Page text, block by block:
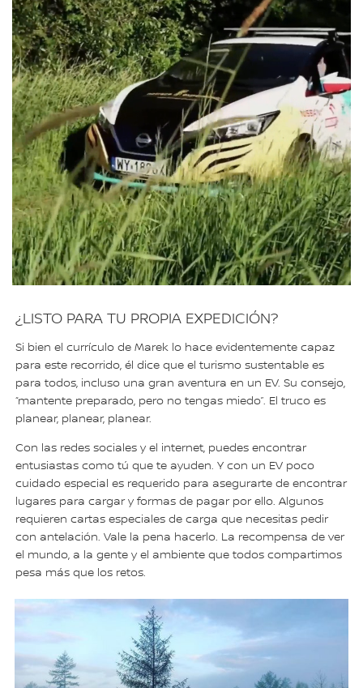
¿LISTO PARA TU PROPIA EXPEDICIÓN?
Si bien el currículo de Marek lo hace evidentemente capaz
para este recorrido, él dice que el turismo sustentable es
para todos, incluso una gran aventura en un EV. Su consejo,
“mantente preparado, pero no tengas miedo”. El truco es
planear, planear, planear.
Con las redes sociales y el internet, puedes encontrar
entusiastas como tú que te ayuden. Y con un EV poco
cuidado especial es requerido para asegurarte de encontrar
lugares para cargar y formas de pagar por ello. Algunos
requieren cartas especiales de carga que necesitas pedir
con antelación. Vale la pena hacerlo. La recompensa de ver
el mundo, a la gente y el ambiente que todos compartimos
pesa más que los retos.